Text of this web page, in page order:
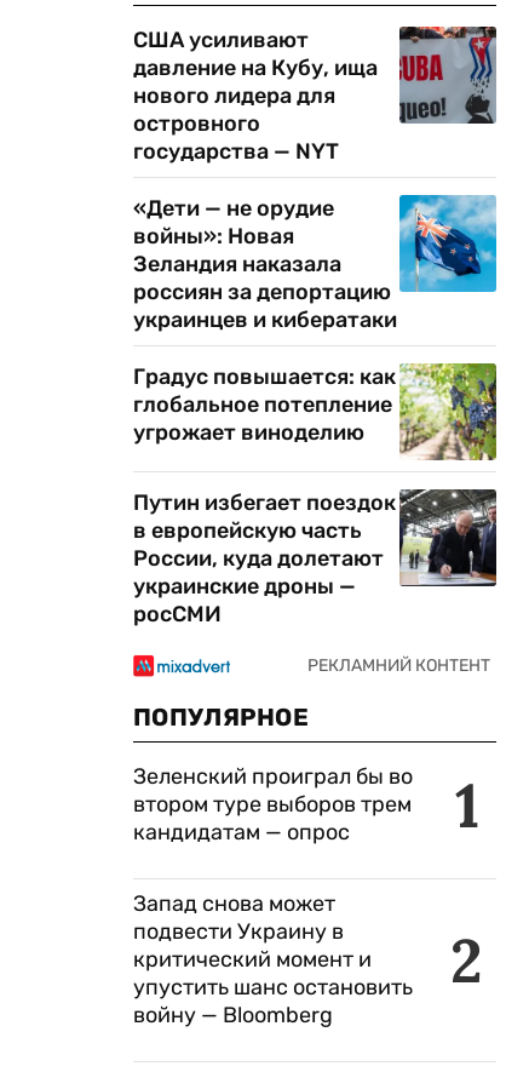
США усиливают
давление на Кубу, ища
нового лидера для
островного
государства — NYT
«Дети — не орудие
войны»: Новая
Зеландия наказала
россиян за депортацию
украинцев и кибератаки
Градус повышается: как
глобальное потепление
угрожает виноделию
Путин избегает поездок
в европейскую часть
России, куда долетают
украинские дроны —
росСМИ
ПОПУЛЯРНОЕ
1
Зеленский проиграл бы во
втором туре выборов трем
кандидатам — опрос
2
Запад снова может
подвести Украину в
критический момент и
упустить шанс остановить
войну — Bloomberg